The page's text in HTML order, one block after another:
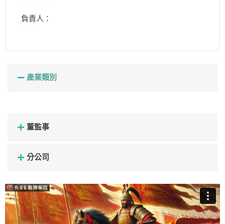
負責人：
產業類別
董監事
分公司